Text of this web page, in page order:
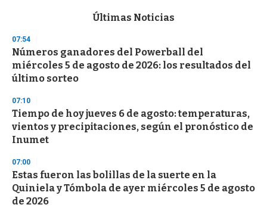
d
s
o
f
3
s
e
c
o
n
Últimas Noticias
07:54
Números ganadores del Powerball del
miércoles 5 de agosto de 2026: los resultados del
último sorteo
07:10
Tiempo de hoy jueves 6 de agosto: temperaturas,
vientos y precipitaciones, según el pronóstico de
Inumet
07:00
Estas fueron las bolillas de la suerte en la
Quiniela y Tómbola de ayer miércoles 5 de agosto
de 2026